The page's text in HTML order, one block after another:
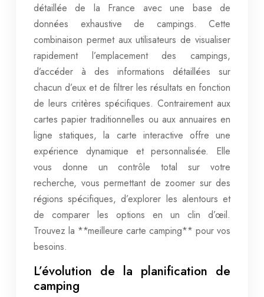
détaillée de la France avec une base de
données exhaustive de campings. Cette
combinaison permet aux utilisateurs de visualiser
rapidement l’emplacement des campings,
d’accéder à des informations détaillées sur
chacun d’eux et de filtrer les résultats en fonction
de leurs critères spécifiques. Contrairement aux
cartes papier traditionnelles ou aux annuaires en
ligne statiques, la carte interactive offre une
expérience dynamique et personnalisée. Elle
vous donne un contrôle total sur votre
recherche, vous permettant de zoomer sur des
régions spécifiques, d’explorer les alentours et
de comparer les options en un clin d’œil.
Trouvez la **meilleure carte camping** pour vos
besoins.
L’évolution de la planification de
camping